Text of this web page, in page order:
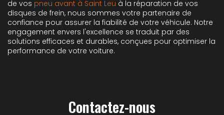
de vos pneu avant à Saint Leu à la réparation de vos
disques de frein, nous sommes votre partenaire de
confiance pour assurer la fiabilité de votre véhicule. Notre
engagement envers l'excellence se traduit par des
solutions efficaces et durables, conçues pour optimiser la
performance de votre voiture.
Contactez-nous